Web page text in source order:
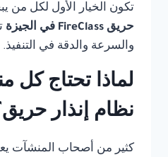
تكون الخيار الأول لكل من
حريق FireClass في الجيزة
والسرعة والدقة في التنفيذ.
لماذا تحتاج كل
نظام إنذار
كثير من أصحاب المنشآت